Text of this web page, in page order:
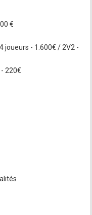
€
joueurs - 1.600€ / 2V2 -
220€